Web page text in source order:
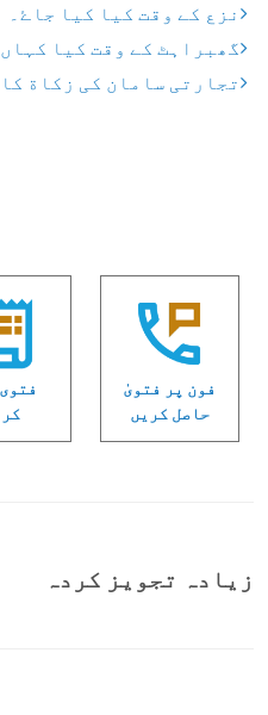
نزع کے وقت کیا کیا جاۓ۔
گھبراہٹ کے وقت کیا
تجارتی سامان کی زکاة
فون پر فتویٰ
حاصل کریں
زیادہ تجویز کردہ